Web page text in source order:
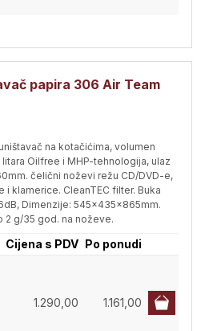
papira 306 Air Team
na kotačićima, volumen
litara Oilfree i MHP-tehnologija, ulaz
čelični noževi režu CD/DVD-e,
i klamerice. CleanTEC filter. Buka
Dimenzije: 545x435x865mm.
2 g/35 god. na noževe.
Cijena s PDV Po ponudi
1.290,00 1.161,00